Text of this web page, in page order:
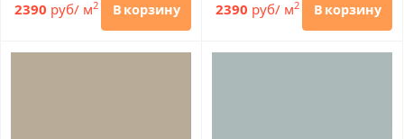
2390 руб/ м2 В корзину 2390 руб/ м2 В корзину